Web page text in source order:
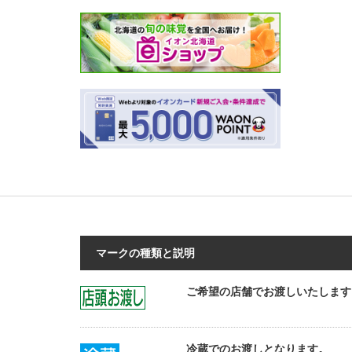
マークの種類と説明
ご希望の店舗でお渡しいたしま
冷蔵でのお渡しとなります。